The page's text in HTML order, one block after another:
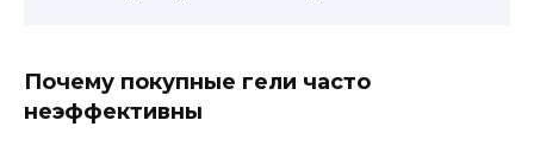
Почему покупные гели часто
неэффективны